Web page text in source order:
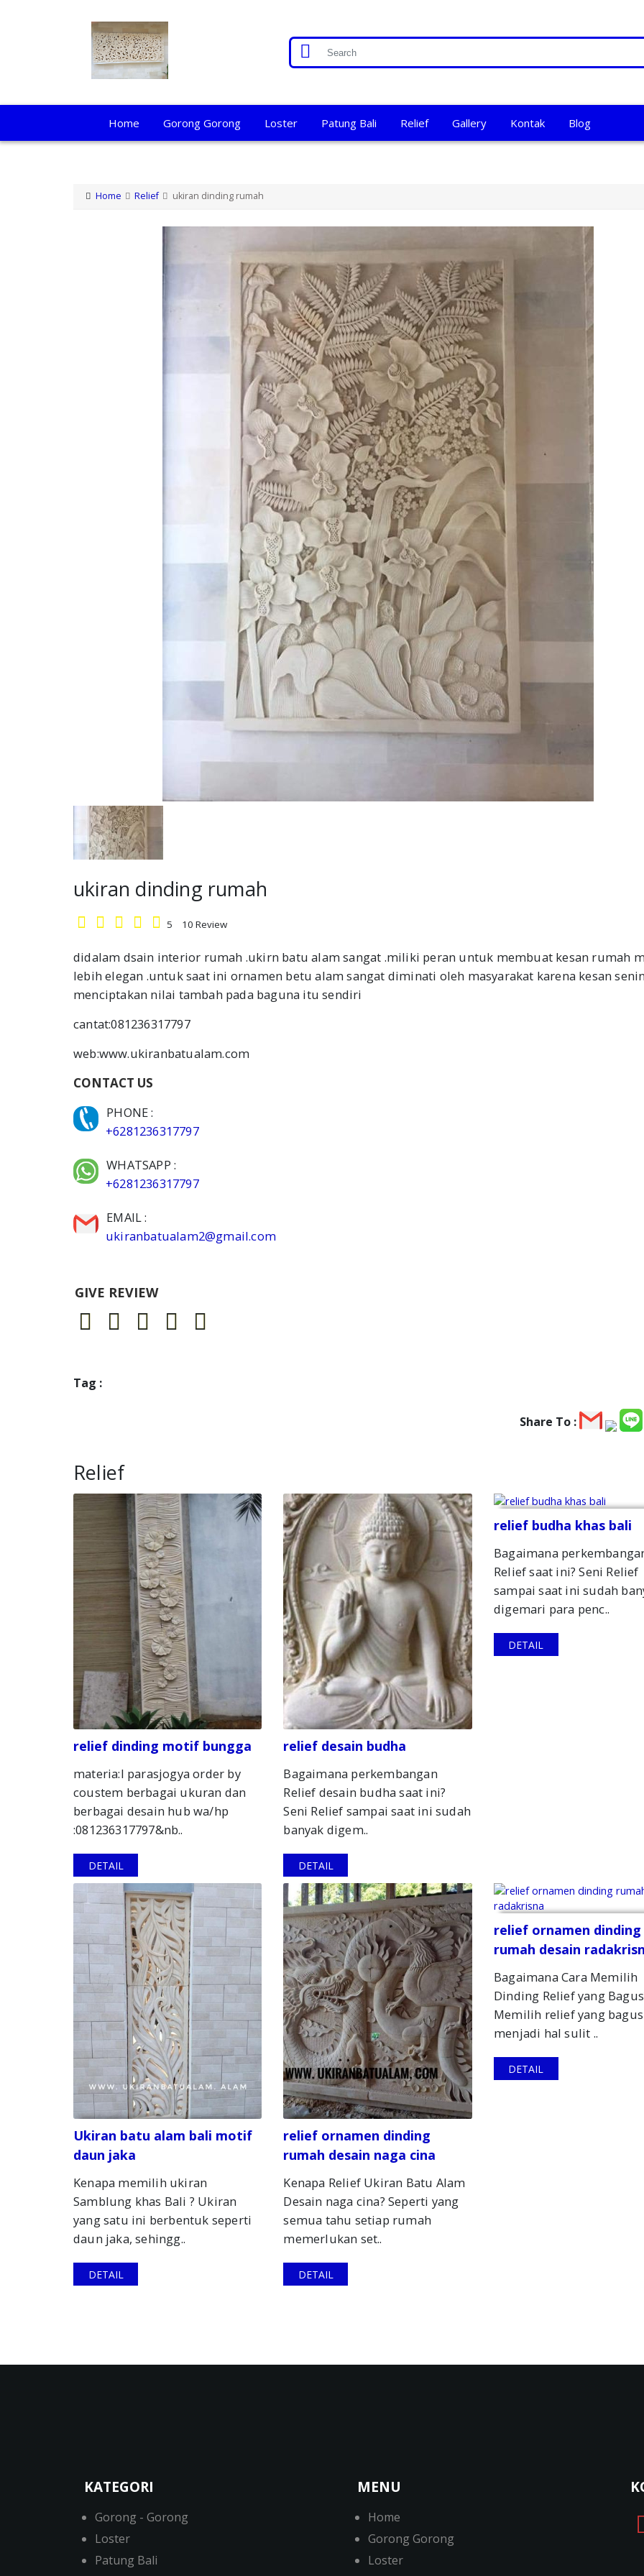
Home Gorong Gorong Loster Patung Bali Relief Gallery Kontak Blog
Home Relief ukiran dinding rumah
ukiran dinding rumah
5 10 Review
didalam dsain interior rumah .ukirn batu alam sangat .miliki peran untuk membuat kesan rumah
lebih elegan .untuk saat ini ornamen betu alam sangat diminati oleh masyarakat karena kesan
menciptakan nilai tambah pada baguna itu sendiri
cantat:081236317797
web:www.ukiranbatualam.com
CONTACT US
PHONE :
+6281236317797
WHATSAPP :
+6281236317797
EMAIL :
ukiranbatualam2@gmail.com
GIVE REVIEW
Tag :
Share To :
Relief
relief dinding motif bungga
materia:l parasjogya order by
coustem berbagai ukuran dan
berbagai desain hub wa/hp
:081236317797&nb..
DETAIL
relief desain budha
Bagaimana perkembangan
Relief desain budha saat ini?
Seni Relief sampai saat ini sudah
banyak digem..
DETAIL
relief budha khas bali
Bagaimana
Relief saat ini? Seni Relief
sampai saat ini sudah
digemari para penc..
DETAIL
Ukiran batu alam bali motif
daun jaka
Kenapa memilih ukiran
Samblung khas Bali ? Ukiran
yang satu ini berbentuk seperti
daun jaka, sehingg..
DETAIL
relief ornamen dinding
rumah desain naga cina
Kenapa Relief Ukiran Batu Alam
Desain naga cina? Seperti yang
semua tahu setiap rumah
memerlukan set..
DETAIL
relief ornamen dinding
rumah desain
Bagaimana Cara Memilih
Dinding Relief yang
Memilih relief yang
menjadi hal sulit ..
DETAIL
KATEGORI
Gorong - Gorong
Loster
Patung Bali
MENU
Home
Gorong Gorong
Loster